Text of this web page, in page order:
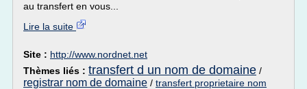
au transfert en vous...
Lire la suite
Site : http://www.nordnet.net
Thèmes liés : transfert d un nom de domaine /
registrar nom de domaine / transfert proprietaire nom